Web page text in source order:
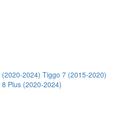
2024) Tiggo 7 (2015-2020)
Plus (2020-2024)